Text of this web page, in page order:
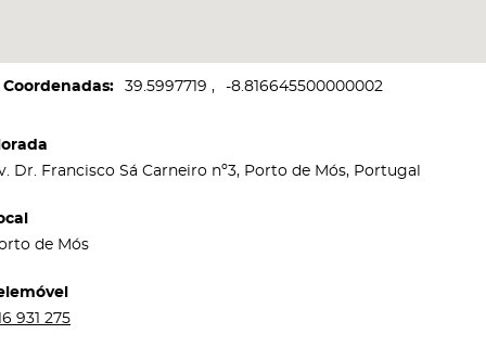
Coordenadas 39.5997719 -8.816645500000002
Dr. Francisco Sá Carneiro nº3, Porto de Mós, Portugal
de Mós
931 275